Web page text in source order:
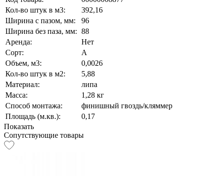
Кол-во штук в м3:
392,16
Ширина с пазом, мм:
96
Ширина без паза, мм: 88
Аренда:
Нет
Сорт:
А
Объем, м3:
0,0026
Кол-во штук в м2:
5,88
Материал:
липа
Масса:
1,28 кг
Способ монтажа:
финишный гвоздь/кляммер
Площадь (м.кв.):
0,17
Показать
Сопутствующие товары